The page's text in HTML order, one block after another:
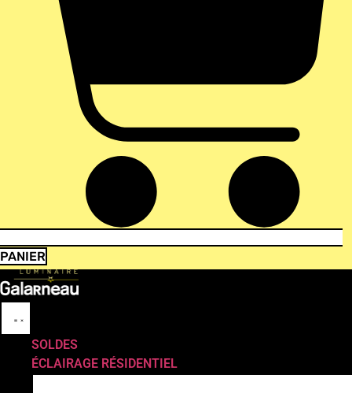
PANIER
SOLDES
ÉCLAIRAGE RÉSIDENTIEL